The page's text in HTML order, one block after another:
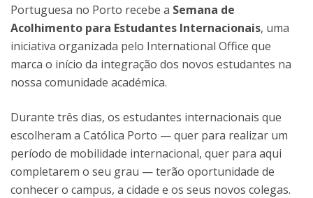
Portuguesa no Porto recebe a Semana de
Acolhimento para Estudantes Internacionais, uma
iniciativa organizada pelo International Office que
marca o início da integração dos novos estudantes na
nossa comunidade académica.
Durante três dias, os estudantes internacionais que
escolheram a Católica Porto — quer para realizar um
período de mobilidade internacional, quer para aqui
completarem o seu grau — terão oportunidade de
conhecer o campus, a cidade e os seus novos colegas.